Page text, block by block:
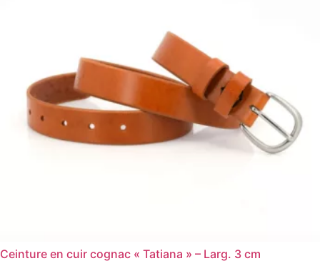
qualité.Elles sont faites à la main dans des matériaux
durables et robustes qui sont très appréciés. La boucle en
laiton argentée satinée et le ou les passants permettent un
ajustement parfait, et les différents styles disponibles
offrent une grande variété de possibilités pour porter ces
accessoires avec des tenues formelles et décontractées.
Ces ceintures sont à la fois simples mais élégantes, et sont
le moyen idéal de compléter votre look.
Ceinture en cuir cognac « Tatiana » – Larg. 3 cm